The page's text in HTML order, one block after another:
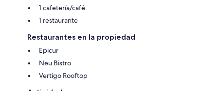
1 cafetería/café
1 restaurante
Restaurantes en la propiedad
Epicur
Neu Bistro
Vertigo Rooftop